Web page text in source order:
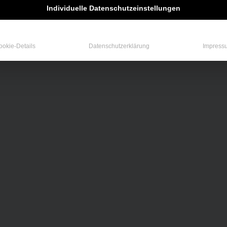
Individuelle Datenschutzeinstellungen
Details Datenschutzerklärung